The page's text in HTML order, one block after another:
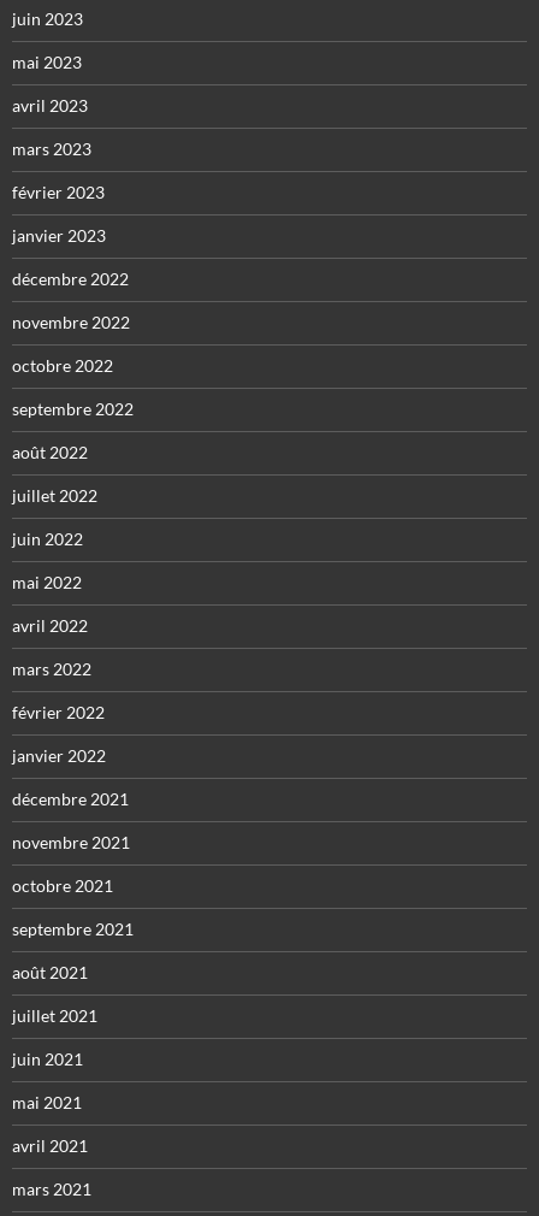
juin 2023
mai 2023
avril 2023
mars 2023
février 2023
janvier 2023
décembre 2022
novembre 2022
octobre 2022
septembre 2022
août 2022
juillet 2022
juin 2022
mai 2022
avril 2022
mars 2022
février 2022
janvier 2022
décembre 2021
novembre 2021
octobre 2021
septembre 2021
août 2021
juillet 2021
juin 2021
mai 2021
avril 2021
mars 2021